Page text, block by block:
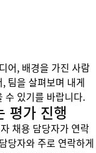
어, 배경을 가진 사람
팀을 살펴보며 내게
수 있기를 바랍니다.
평가 진행
채용 담당자가 연락
당자와 주로 연락하게